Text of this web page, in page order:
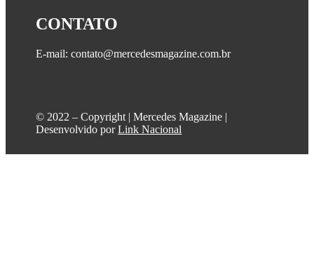
CONTATO
E-mail: contato@mercedesmagazine.com.br
©️ 2022 – Copyright | Mercedes Magazine |
Desenvolvido porLink Nacional